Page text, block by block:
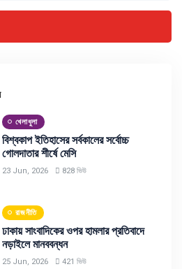
খেলাধুলা
বিশ্বকাপ ইতিহাসের সর্বকালের সর্বোচ্চ
গোলদাতার শীর্ষে মেসি
23 Jun, 2026 828 ভিউ
রাজনীতি
ঢাকায় সাংবাদিকের ওপর হামলার প্রতিবাদে
নড়াইলে মানববন্ধন
25 Jun, 2026 421 ভিউ